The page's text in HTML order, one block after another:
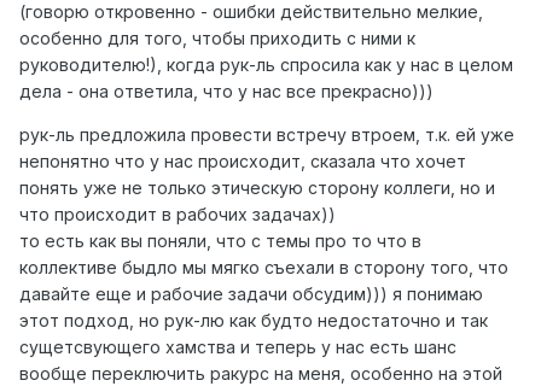
(говорю откровенно - ошибки действительно мелкие,
особенно для того, чтобы приходить с ними к
руководителю!), когда рук-ль спросила как у нас в целом
дела - она ответила, что у нас все прекрасно)))
рук-ль предложила провести встречу втроем, т.к. ей уже
непонятно что у нас происходит, сказала что хочет
понять уже не только этическую сторону коллеги, но и
что происходит в рабочих задачах))
то есть как вы поняли, что с темы про то что в
коллективе быдло мы мягко съехали в сторону того, что
давайте еще и рабочие задачи обсудим))) я понимаю
этот подход, но рук-лю как будто недостаточно и так
сущетсвующего хамства и теперь у нас есть шанс
вообще переключить ракурс на меня, особенно на этой